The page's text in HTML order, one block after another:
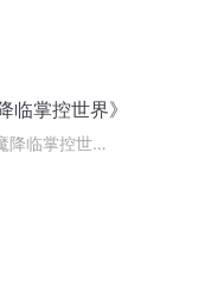
临掌控世界》
降临掌控世